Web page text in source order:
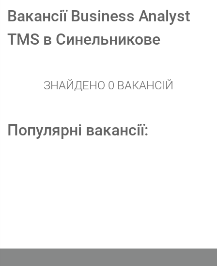
Вакансії Business Analyst
TMS в Синельникове
ЗНАЙДЕНО 0 ВАКАНСІЙ
Популярні вакансії: